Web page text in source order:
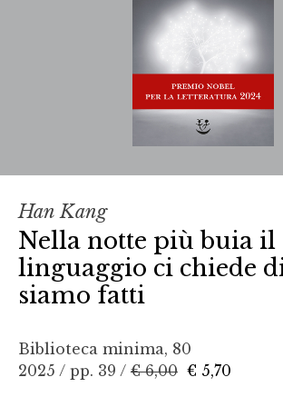
Han Kang
Nella notte più buia il
linguaggio ci chiede
siamo fatti
Biblioteca minima, 80
2025 / pp. 39 / € 6,00 € 5,70